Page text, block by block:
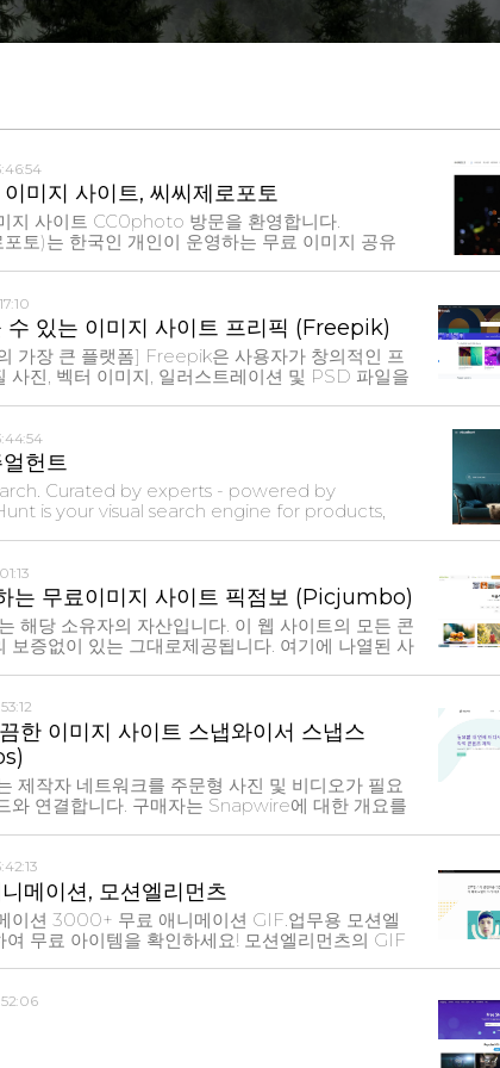
미지 사이트, 씨씨제로포토
지 사이트 CC0photo 방문을 환영합니다.
토)는 한국인 개인이 운영하는 무료 이미지 공유
의
수 있는 이미지 사이트 프리픽 (Freepik)
가장 큰 플랫폼] Freepik은 사용자가 창의적인 프
사진, 벡터 이미지, 일러스트레이션 및 PSD 파일을
헌트
Curated by experts - powered by
is your visual search engine for products,
search results Experts - they review the
quality guides and personal
는 무료이미지 사이트 픽점보 (Picjumbo)
자의 자산입니다. 이 웹 사이트의 모든 콘
보증없이 있는 그대로제공됩니다. 여기에 나열된 사
한 이미지 사이트 스냅와이서 스냅스
제작자 네트워크를 주문형 사진 및 비디오가 필요
와 연결합니다. 구매자는 Snapwire에 대한 개요를
메이션, 모션엘리먼츠
이션 3000+ 무료 애니메이션 GIF.업무용 모션엘
이템을 확인하세요! 모션엘리먼츠의 GIF